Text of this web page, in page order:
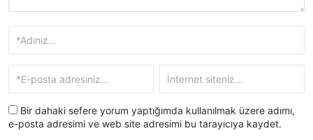
Bir dahaki sefere yorum yaptığımda kullanılmak üzere adımı,
e-posta adresimi ve web site adresimi bu tarayıcıya kaydet.